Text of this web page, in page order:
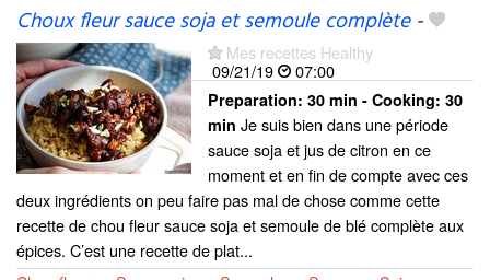
Choux fleur sauce soja et semoule complète-
Mes recettes Healthy
09/21/19
07:00
Preparation: 30 min - Cooking: 30
min Je suis bien dans une période
sauce soja et jus de citron en ce
moment et en fin de compte avec ces
deux ingrédients on peu faire pas mal de chose comme cette
recette de chou fleur sauce soja et semoule de blé complète aux
épices. C’est une recette de plat...